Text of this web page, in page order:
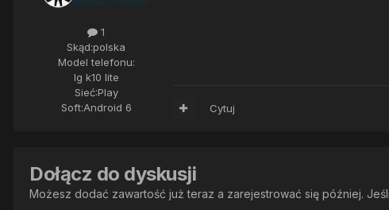
1
Skąd:polska
Model telefonu:
lg k10 lite
Sieć:Play
Soft:Android 6 Cytuj
Dołącz do dyskusji
Możesz dodać zawartość już teraz a zarejestrować się później.